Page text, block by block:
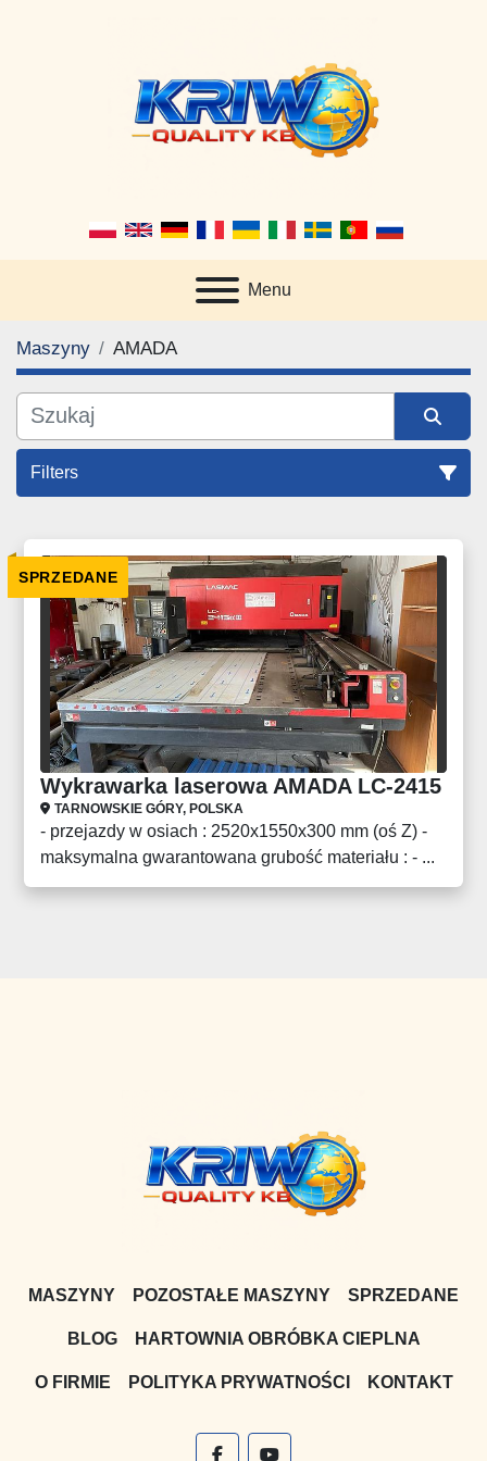
Menu
Maszyny AMADA
Filters
Wszystkie kategorie
Sortuj według
SPRZEDANE
Wykrawarka laserowa AMADA LC-2415
TARNOWSKIE GÓRY, POLSKA
- przejazdy w osiach : 2520x1550x300 mm (oś Z) -
maksymalna gwarantowana grubość materiału : - ...
MASZYNY POZOSTAŁE MASZYNY SPRZEDANE
BLOG HARTOWNIA OBRÓBKA CIEPLNA
O FIRMIE POLITYKA PRYWATNOŚCI KONTAKT